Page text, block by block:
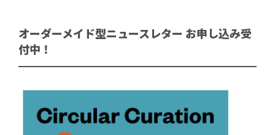
オーダーメイド型ニュースレター お申し込み受
付中！